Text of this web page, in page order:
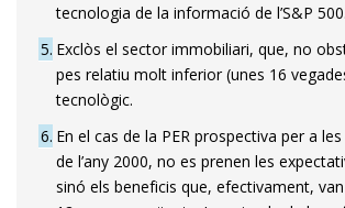
tecnologia de la informació de l’S&P 500.
5 Exclòs el sector immobiliari, que, no
pes relatiu molt inferior (unes 16
tecnològic.
6 En el cas de la PER prospectiva per a
de l’any 2000, no es prenen les
sinó els beneficis que, efectivament,